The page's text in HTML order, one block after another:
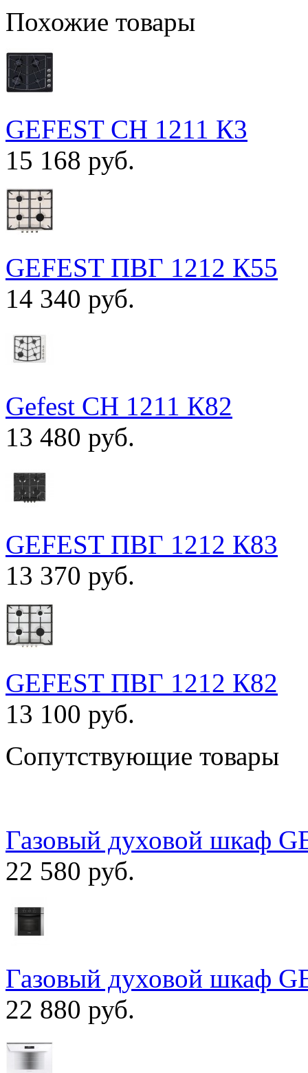
Похожие товары
GEFEST СН 1211 К3
15 168 руб.
GEFEST ПВГ 1212 К55
14 340 руб.
Gefest СН 1211 К82
13 480 руб.
GEFEST ПВГ 1212 К83
13 370 руб.
GEFEST ПВГ 1212 К82
13 100 руб.
Сопутствующие товары
Газовый духовой шкаф
22 580 руб.
Газовый духовой шкаф
22 880 руб.